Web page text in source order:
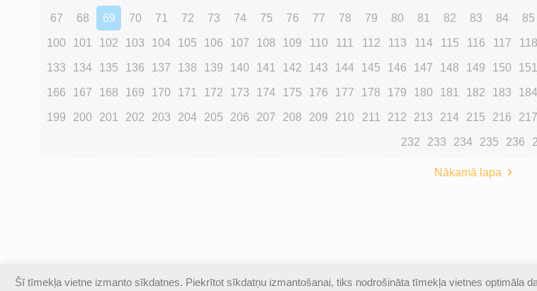
67 68 69 70 71 72 73 74 75 76 77 78 79 80 81 82 83 84 85
100 101 102 103 104 105 106 107 108 109 110 111 112 113 114 115 116 117 118
133 134 135 136 137 138 139 140 141 142 143 144 145 146 147 148 149 150 151
166 167 168 169 170 171 172 173 174 175 176 177 178 179 180 181 182 183 184
199 200 201 202 203 204 205 206 207 208 209 210 211 212 213 214 215 216 217
232 233 234 235 236
Nākamā lapa
© Valmieras Gaujas krasta vidusskola | Visas autortiesības aizsargātas |Piekļūstamības paziņojums
Šī tīmekļa vietne izmanto sīkdatnes. Piekrītot sīkdatņu izmantošanai, tiks nodrošināta tīmekļa vietnes optimāla